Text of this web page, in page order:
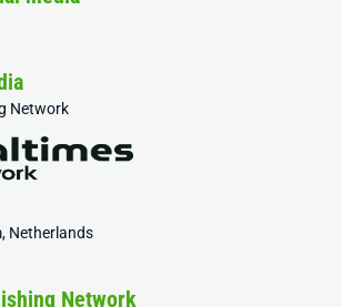
Network
Netherlands
Network